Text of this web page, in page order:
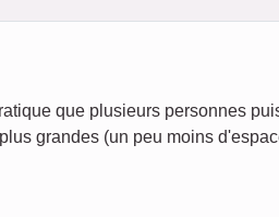
que plusieurs personnes
grandes (un peu moins